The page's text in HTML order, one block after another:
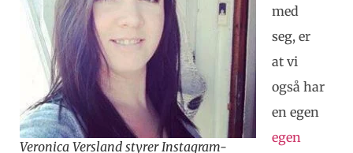
Veronica Versland styrer Instagram-
med
seg, er
at vi
også har
en egen
egen